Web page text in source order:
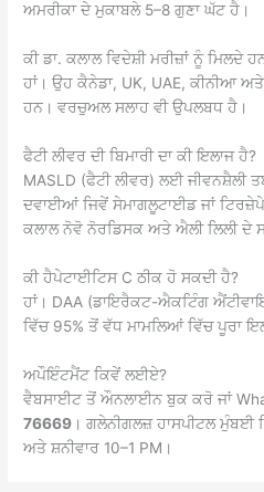
ਅਮਰੀਕਾ ਦੇ ਮੁਕਾਬਲੇ 5–8 ਗੁਣਾ ਘੱਟ ਹੈ।
ਕੀ ਡਾ. ਕਲਾਲ ਵਿਦੇਸ਼ੀ ਮਰੀਜ਼ਾਂ ਨੂੰ ਮਿਲਦੇ
ਹਾਂ। ਉਹ ਕੈਨੇਡਾ, UK, UAE, ਕੀਨੀਆ
ਹਨ। ਵਰਚੁਅਲ ਸਲਾਹ ਵੀ ਉਪਲਬਧ ਹੈ।
ਫੈਟੀ ਲੀਵਰ ਦੀ ਬਿਮਾਰੀ ਦਾ ਕੀ ਇਲਾਜ ਹੈ?
MASLD (ਫੈਟੀ ਲੀਵਰ) ਲਈ ਜੀਵਨਸ਼ੈਲੀ
ਦਵਾਈਆਂ ਜਿਵੇਂ ਸੇਮਾਗਲੂਟਾਈਡ ਜਾਂ
ਕਲਾਲ ਨੋਵੋ ਨੋਰਡਿਸਕ ਅਤੇ ਐਲੀ ਲਿਲੀ ਦੇ
ਕੀ ਹੈਪੇਟਾਈਟਿਸ C ਠੀਕ ਹੋ ਸਕਦੀ ਹੈ?
ਹਾਂ। DAA (ਡਾਇਰੈਕਟ-ਐਕਟਿੰਗ
ਵਿੱਚ 95% ਤੋਂ ਵੱਧ ਮਾਮਲਿਆਂ ਵਿੱਚ ਪੂਰਾ
ਅਪੌਇੰਟਮੈਂਟ ਕਿਵੇਂ ਲਈਏ?
ਵੈਬਸਾਈਟ ਤੋਂ ਔਨਲਾਈਨ ਬੁਕ ਕਰੋ ਜਾਂ
76669 । ਗਲੇਨੀਗਲਜ਼ ਹਾਸਪੀਟਲ ਮੁੰਬਈ
ਅਤੇ ਸ਼ਨੀਵਾਰ 10–1 PM।